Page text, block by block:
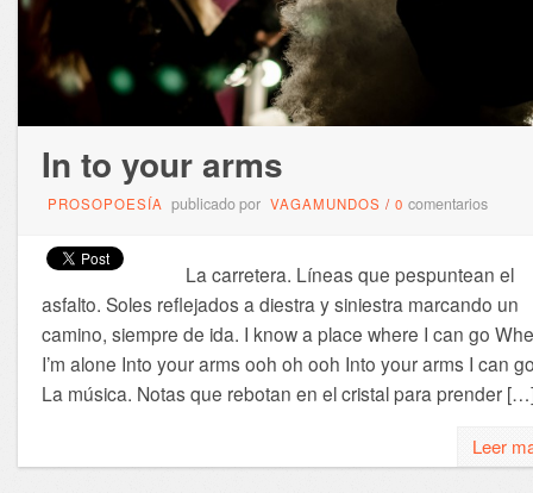
In to your arms
PROSOPOESÍA publicado por VAGAMUNDOS / 0 comentarios
La carretera. Líneas que pespuntean el
asfalto. Soles reflejados a diestra y siniestra marcando un
camino, siempre de ida. I know a place where I can go
I’m alone Into your arms ooh oh ooh Into your arms I can
La música. Notas que rebotan en el cristal para prender
Leer